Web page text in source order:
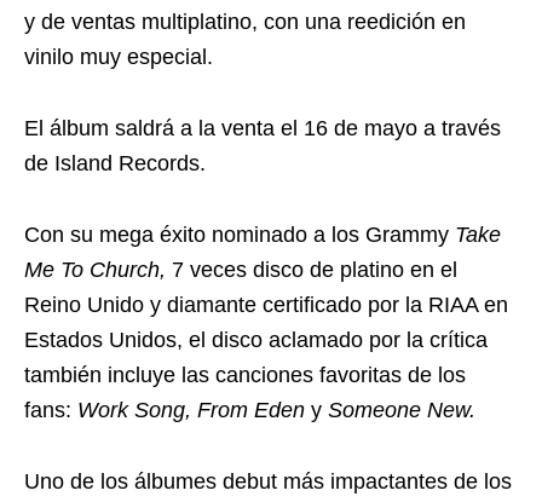
y de ventas multiplatino, con una reedición en
vinilo muy especial.
El álbum saldrá a la venta el 16 de mayo a través
de Island Records.
Con su mega éxito nominado a los Grammy Take
Me To Church, 7 veces disco de platino en el
Reino Unido y diamante certificado por la RIAA en
Estados Unidos, el disco aclamado por la crítica
también incluye las canciones favoritas de los
fans: Work Song, From Eden y Someone New.
Uno de los álbumes debut más impactantes de los